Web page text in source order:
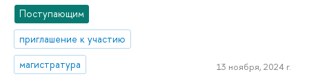
Поступающим
приглашение к участию
магистратура
13 ноября, 2024 г.